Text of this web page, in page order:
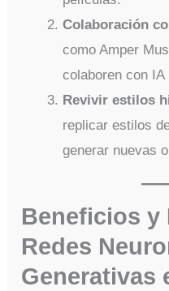
Colaboración
como Amper
colaboren con
Revivir estilos
replicar estilos
generar nuevas
Beneficios y
Redes
Generativas